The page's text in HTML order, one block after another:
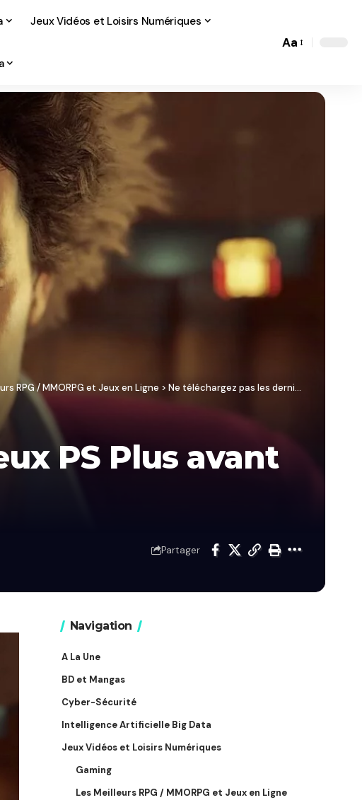
Jeux Vidéos et Loisirs Numériques
Font
Aa
RPG / MMORPG et Jeux en Ligne > Ne téléchargez pas les derniers jeux PS Plus avant d’avoir lu ceci
PS Plus avant
Partager
Navigation
A La Une
BD et Mangas
Cyber-Sécurité
Intelligence Artificielle Big Data
Jeux Vidéos et Loisirs Numériques
Gaming
Les Meilleurs RPG / MMORPG et Jeux en Ligne